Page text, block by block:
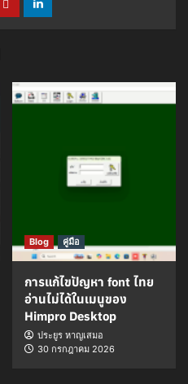
Blog คู่มือ
การแก้ไขปัญหา font ไทย
อ่านไม่ได้ในเมนูของ
Himpro Desktop
ประยูร หาญเสมอ
30 กรกฎาคม 2026